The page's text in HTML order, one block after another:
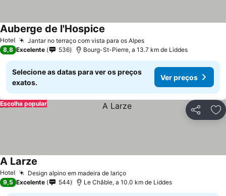
Hotel Jantar no terraço com vista para os Alpes
Auberge de l'Hospice
8,8 Excelente 536 Bourg-St-Pierre, a 13.7 km de Liddes
Selecione as datas para ver os preços
exatos.
Ver preços
Partilhar
Escolha popular
Hotel Design alpino em madeira de lariço
A Larze
9,5 Excelente 544 Le Châble, a 10.0 km de Liddes